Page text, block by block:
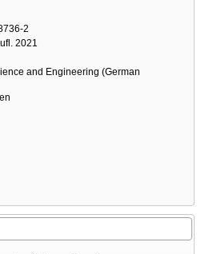
2
2021
and Engineering (German